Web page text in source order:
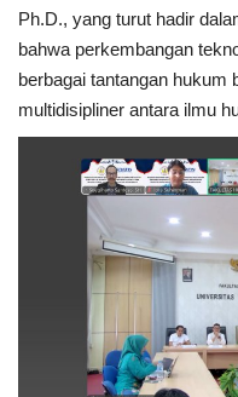
Ph.D., yang turut hadir
bahwa perkembangan
berbagai tantangan hukum
multidisipliner antara ilmu